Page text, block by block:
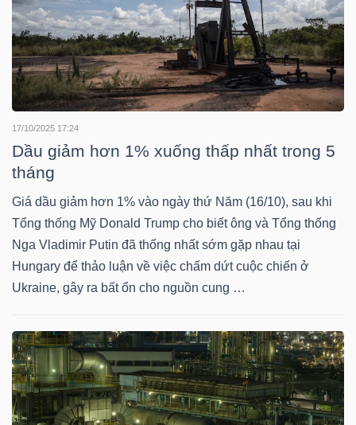
17/10/2025 17:24
Dầu giảm hơn 1% xuống thấp nhất trong 5
tháng
Giá dầu giảm hơn 1% vào ngày thứ Năm (16/10), sau khi
Tổng thống Mỹ Donald Trump cho biết ông và Tổng thống
Nga Vladimir Putin đã thống nhất sớm gặp nhau tại
Hungary để thảo luận về việc chấm dứt cuộc chiến ở
Ukraine, gây ra bất ổn cho nguồn cung …
YẾU
TIÊU
DÙNG
THIẾT
YẾU
CHĂM
SÓC
KHỎE